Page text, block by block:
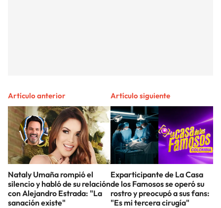
Artículo anterior
Nataly Umaña rompió el
silencio y habló de su relación
con Alejandro Estrada: "La
sanación existe"
Artículo siguiente
Exparticipante de La Casa
de los Famosos se operó su
rostro y preocupó a sus fans:
"Es mi tercera cirugía"